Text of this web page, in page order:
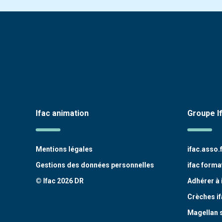
Ifac animation
Mentions légales
Gestions des données personnelles
© Ifac 2026 DR
Groupe
ifac
Adhérer à
Crèches
Magellan